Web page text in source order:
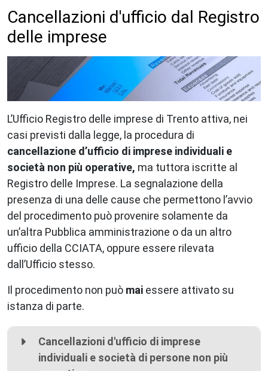
Cancellazioni d'ufficio dal Registro
delle imprese
L’Ufficio Registro delle imprese di Trento attiva, nei
casi previsti dalla legge, la procedura di
cancellazione d’ufficio di imprese individuali e
società non più operative, ma tuttora iscritte al
Registro delle Imprese. La segnalazione della
presenza di una delle cause che permettono l’avvio
del procedimento può provenire solamente da
un’altra Pubblica amministrazione o da un altro
ufficio della CCIATA, oppure essere rilevata
dall’Ufficio stesso.
Il procedimento non può mai essere attivato su
istanza di parte.
Cancellazioni d'ufficio di imprese
individuali e società di persone non più